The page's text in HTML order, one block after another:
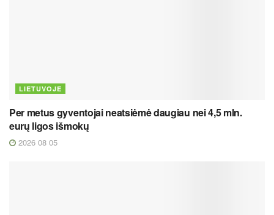
LIETUVOJE
Per metus gyventojai neatsiėmė daugiau nei 4,5 mln.
eurų ligos išmokų
2026 08 05